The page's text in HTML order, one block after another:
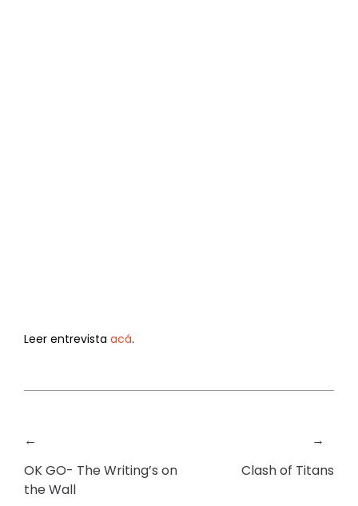
Leer entrevista acá.
←
OK GO- The Writing’s on
the Wall
→
Clash of Titans